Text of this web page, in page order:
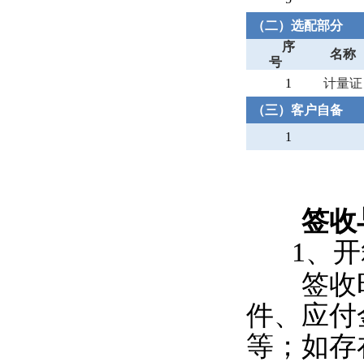
（二）选配部分
序
号
名称
1
计量证
（三）客户自备
1
签收
1、
签收时
件、应
等；如